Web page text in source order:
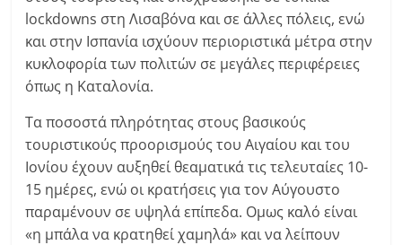
lockdowns στη Λισαβόνα και σε άλλες πόλεις, ενώ
και στην Ισπανία ισχύουν περιοριστικά μέτρα στην
κυκλοφορία των πολιτών σε μεγάλες περιφέρειες
όπως η Καταλονία.
Τα ποσοστά πληρότητας στους βασικούς
τουριστικούς προορισμούς του Αιγαίου και του
Ιονίου έχουν αυξηθεί θεαματικά τις τελευταίες 10-
15 ημέρες, ενώ οι κρατήσεις για τον Αύγουστο
παραμένουν σε υψηλά επίπεδα. Ομως καλό είναι
«η μπάλα να κρατηθεί χαμηλά» και να λείπουν